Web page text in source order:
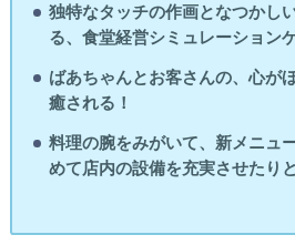
独特なタッチの作画となつかし
る、食堂経営シミュレーション
ばあちゃんとお客さんの、心が
癒される！
料理の腕をみがいて、新メニュ
めて店内の設備を充実させたり